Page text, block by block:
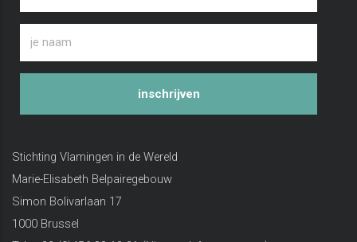
inschrijven
Stichting Vlamingen in de Wereld
Marie-Elisabeth Belpairegebouw
Simon Bolivarlaan 17
1000 Brussel